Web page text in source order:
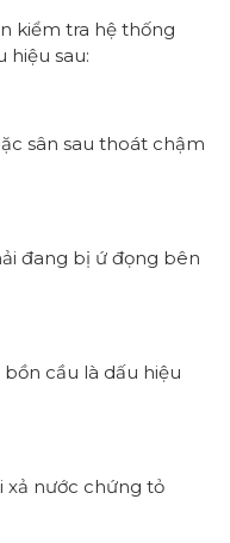
kiểm tra hệ thống
hiệu sau:
sân sau thoát chậm
đang bị ứ đọng bên
cầu là dấu hiệu
xả nước chứng tỏ